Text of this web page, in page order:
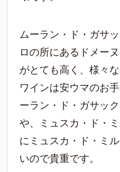
ムーラン・ド・ガサ
ロの所にあるドメー
がとても高く、様々
ワインは安ウマのお
ーラン・ド・ガサッ
や、ミュスカ・ド・
にミュスカ・ド・ミ
いので貴重です。